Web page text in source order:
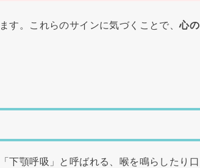
す。これらのサインに気づくことで、心の
下顎呼吸」と呼ばれる、喉を鳴らしたり口